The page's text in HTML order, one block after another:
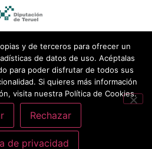
y de terceros para ofrecer un
de datos de uso. Acéptalas
para poder disfrutar de todos sus
Si quieres más información
visita nuestra Política de Cookies.
Rechazar
de privacidad